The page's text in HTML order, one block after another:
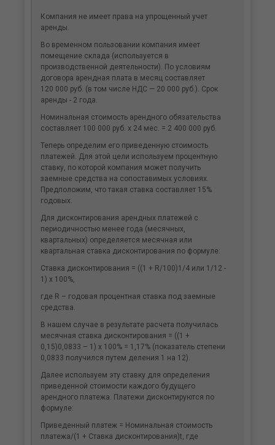
Компания не имеет права на упрощенный учет
аренды.
Во временном пользовании компания имеет
помещение склада (используется в
производственной деятельности). По условиям
договора арендная плата в месяц составляет
120 000 руб. (в том числе НДС — 20 000 руб.). Срок
аренды - 2 года.
Номинальная стоимость арендного обязательства
составляет 100 000 руб. х 24 мес. = 2 400 000 руб.
Теперь определим его приведенную стоимость
платежей. Для этой цели используем процентную
ставку, по которой компания может получить
заемные средства на сопоставимых условиях.
Предположим, что такая ставка составляет 15%
годовых.
Для дисконтирования арендных платежей с
периодичностью менее года (месячных,
квартальных) определяется месячная или
квартальная ставка дисконтирования по формуле:
Ставка дисконтирования = ((1 + R/100)1/4 или 1/12 -
1) х 100%,
где R – годовая процентная ставка под заемные
средства.
В нашем случае в результате расчета получилась
месячная ставка дисконтирования = ((1 +
0,15)0,0833 – 1) х 100% = 1,17% (показатель степени
0,0833 получился путем деления 1 на 12).
Далее используем эту ставку для определения
приведенной стоимости каждого будущего
арендного платежа. Платежи дисконтируются по
формуле:
Приведенный платеж = Номинальная стоимость
платежа/(1 + Ставка дисконтирования)t, где